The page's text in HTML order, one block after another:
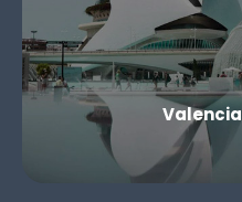
Valencia